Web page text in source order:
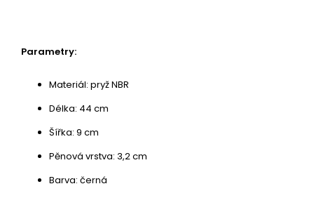
Parametry:
Materiál: pryž NBR
Délka: 44 cm
Šířka: 9 cm
Pěnová vrstva: 3,2 cm
Barva: černá